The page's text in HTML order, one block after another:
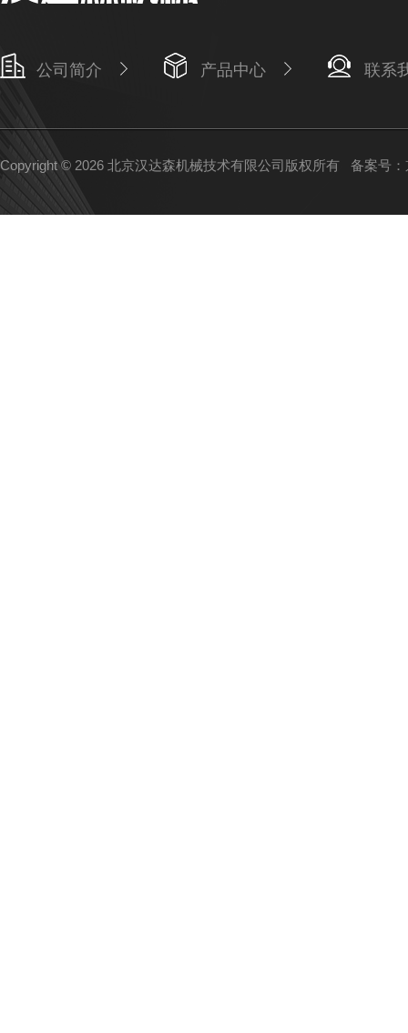
公司简介 产品中心 联系
Copyright © 2026 北京汉达森机械技术有限公司版权所有 备案号：